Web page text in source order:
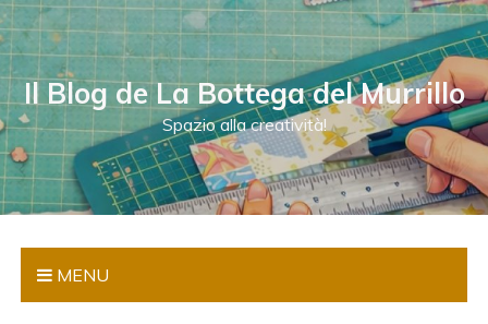
S
a
a
a
l
c
Il Blog de La Bottega del Murrillo
Spazio alla creatività!
MENU